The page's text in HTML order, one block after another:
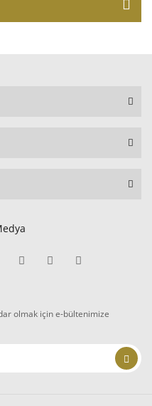
olmak için e-bültenimize